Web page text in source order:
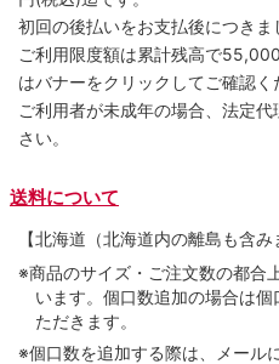
初回の後払いをお支払後につき
ご利用限度額は累計残高で
はバナーをクリックしてご確認く
ご利用者が未成年の場合、法定
さい。
送料について
【北海道（北海道内の離島も含
※商品のサイズ・ご注文数の都合
います。個口数追加の場合は
ただきます。
※個口数を追加する際は、メール